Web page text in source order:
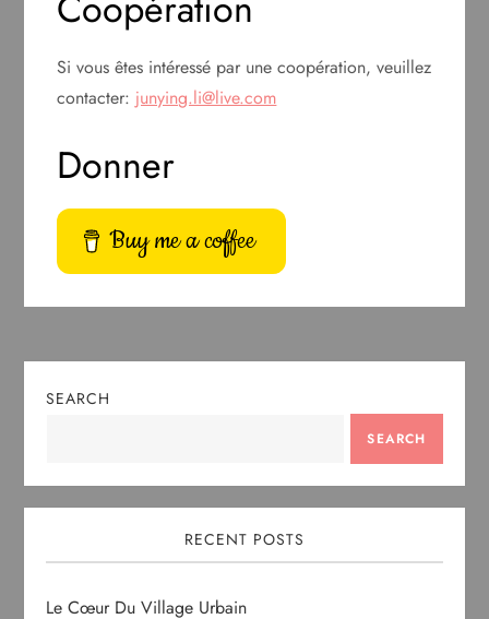
Si vous êtes intéressé par une coopération, veuillez
contacter: junying.li@live.com
Donner
Buy me a coffee
SEARCH
SEARCH
RECENT POSTS
Le Cœur Du Village Urbain